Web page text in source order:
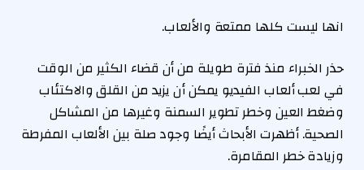
انها ليست كلها ممتعة والألعاب.
حذر الخبراء منذ فترة طويلة من أن قضاء الكثير من الوقت
في لعب ألعاب الفيديو يمكن أن يزيد من القلق والاكتئاب
وضغط العين وخطر تطوير السمنة وغيرها من المشاكل
الصحية. أظهرت الأبحاث أيضًا وجود صلة بين الألعاب المفرطة
وزيادة خطر المقامرة.